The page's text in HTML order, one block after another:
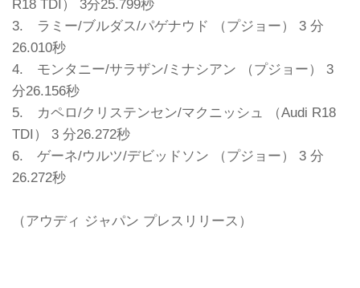
R18 TDI） 3分25.799秒
3. ラミー/ブルダス/パゲナウド （プジョー） 3 分
26.010秒
4. モンタニー/サラザン/ミナシアン （プジョー） 3
分26.156秒
5. カペロ/クリステンセン/マクニッシュ （Audi R18
TDI） 3 分26.272秒
6. ゲーネ/ウルツ/デビッドソン （プジョー） 3 分
26.272秒
（アウディ ジャパン プレスリリース）